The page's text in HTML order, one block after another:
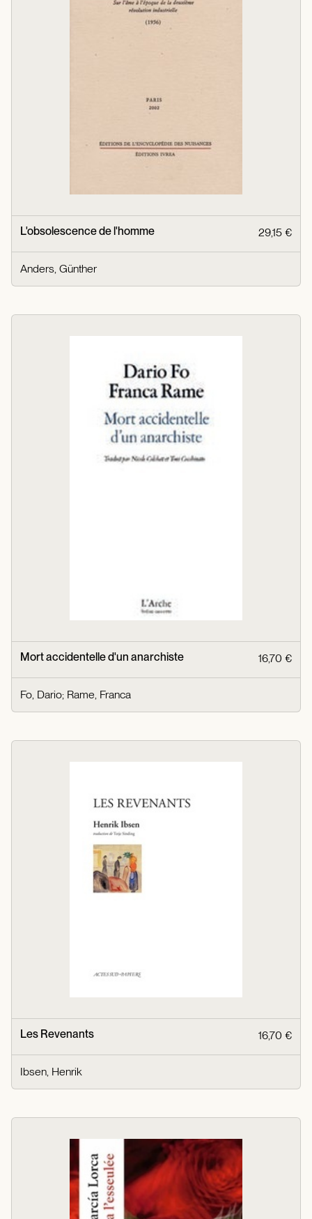
L'obsolescence de l'homme 29,15 €
Anders, Günther
Mort accidentelle d'un anarchiste 16,70 €
Fo, Dario; Rame, Franca
Les Revenants 16,70 €
Ibsen, Henrik